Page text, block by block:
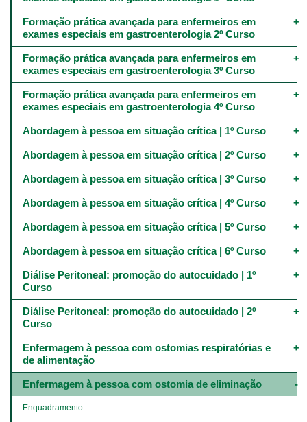
níveisFormação prática avançada para enfermeiros em
exames especiais em gastroenterologia 2º Curso
Formação prática avançada para enfermeiros em
exames especiais em gastroenterologia 3º Curso
Formação prática avançada para enfermeiros em
exames especiais em gastroenterologia 4º Curso
Abordagem à pessoa em situação crítica | 1º Curso
Abordagem à pessoa em situação crítica | 2º Curso
Abordagem à pessoa em situação crítica | 3º Curso
Abordagem à pessoa em situação crítica | 4º Curso
Abordagem à pessoa em situação crítica | 5º Curso
Abordagem à pessoa em situação crítica | 6º Curso
Diálise Peritoneal: promoção do autocuidado | 1º
Curso
Diálise Peritoneal: promoção do autocuidado | 2º
Curso
Enfermagem à pessoa com ostomias respiratórias e
de alimentação
Enfermagem à pessoa com ostomia de eliminação
Enquadramento